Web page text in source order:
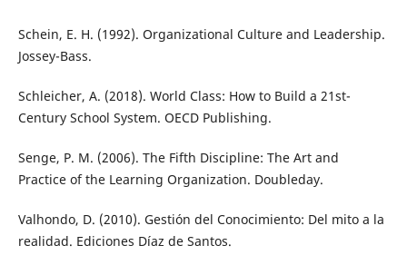
Schein, E. H. (1992). Organizational Culture and Leadership.
Jossey-Bass.
Schleicher, A. (2018). World Class: How to Build a 21st-
Century School System. OECD Publishing.
Senge, P. M. (2006). The Fifth Discipline: The Art and
Practice of the Learning Organization. Doubleday.
Valhondo, D. (2010). Gestión del Conocimiento: Del mito a la
realidad. Ediciones Díaz de Santos.